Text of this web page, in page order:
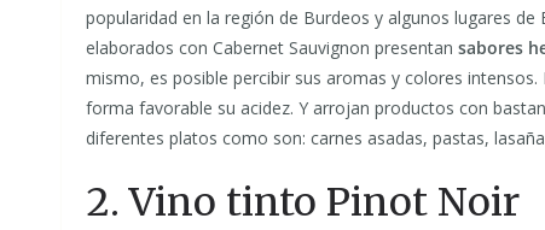
popularidad en la región de Burdeos y algunos lugares
elaborados con Cabernet Sauvignon presentan sabores
mismo, es posible percibir sus aromas y colores
forma favorable su acidez. Y arrojan productos con
diferentes platos como son: carnes asadas, pastas,
2. Vino tinto Pinot Noir